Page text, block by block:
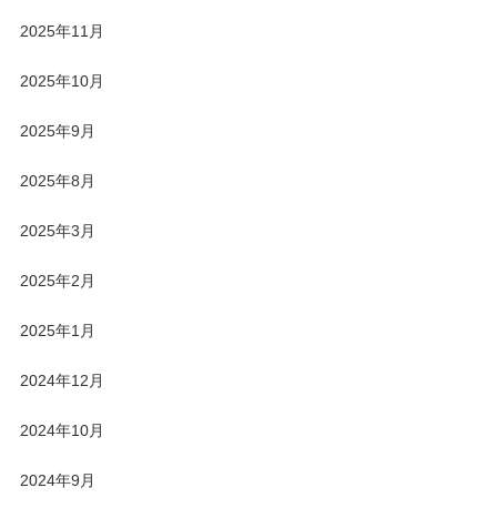
2025年11月
2025年10月
2025年9月
2025年8月
2025年3月
2025年2月
2025年1月
2024年12月
2024年10月
2024年9月